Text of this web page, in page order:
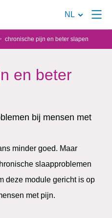
Naar
de
NL
chronische pijn en beter slapen
en beter
bij mensen met
minder goed. Maar
slaapproblemen
deze module gericht is op
met pijn.